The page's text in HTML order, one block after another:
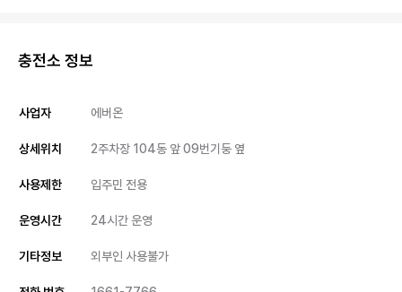
충전소 정보
사업자 에버온
상세위치 2주차장 104동 앞 09번기둥 옆
사용제한 입주민 전용
운영시간 24시간 운영
기타정보 외부인 사용불가